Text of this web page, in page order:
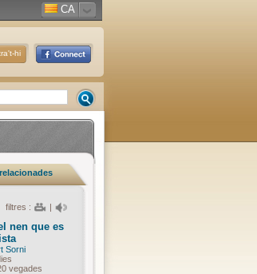
CA
hi
filtres : |
nen que es
Sorni
vegades